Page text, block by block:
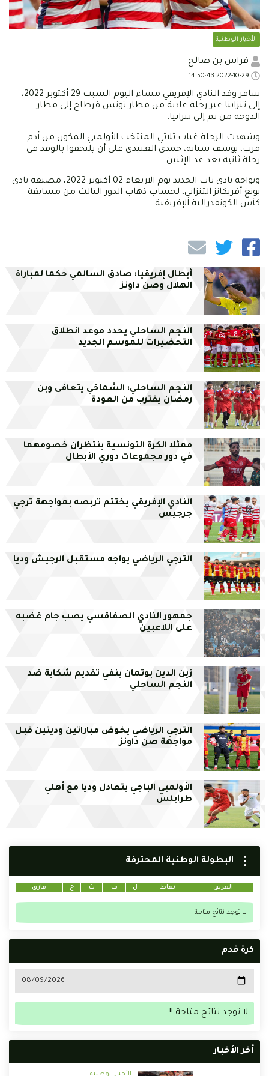
الأخبار الوطنية
فراس بن صالح
سافر وفد النادي الإفريقي مساء اليوم السبت 29 أكتوبر 2022،
إلى تنزاينا عبر رحلة عادية من مطار تونس قرطاج إلى مطار
الدوحة من ثم إلى تنزانيا.
وشهدت الرحلة غياب ثلاثي المنتخب الأولمبي المكون من أدم
قرب، يوسف سنانة، حمدي العبيدي على أن يلتحقوا بالوفد في
رحلة ثانية بعد غد الإثنين.
ويواجه نادي باب الجديد يوم الاربعاء 02 أكتوبر 2022، مضيفه نادي
يونغ أفريكانز التنزاني، لحساب ذهاب الدور الثالث من مسابقة
كأس الكونفدرالية الإفريقية.
أبطال إفريقيا: صادق السالمي حكما لمباراة
الهلال وصن داونز
النجم الساحلي يحدد موعد انطلاق
التحضيرات للموسم الجديد
النجم الساحلي: الشماخي يتعافى وبن
رمضان يقترب من العودة
ممثلا الكرة التونسية ينتظران خصومهما
في دور مجموعات دوري الأبطال
النادي الإفريقي يختتم تربصه بمواجهة ترجي
جرجيس
الترجي الرياضي يواجه مستقبل الرجيش وديا
جمهور النادي الصفاقسي يصب جام غضبه
على اللاعبين
زين الدين بوتمان ينفي تقديم شكاية ضد
النجم الساحلي
الترجي الرياضي يخوض مباراتين وديتين قبل
مواجهة صن داونز
الأولمبي الباجي يتعادل وديا مع أهلي
طرابلس
البطولة الوطنية المحترفة
الفريق نقاط ل ف ت خ فارق
لا توجد نتائج متاحة !!
كرة قدم
لا توجد نتائج متاحة !!
أخر الأخبار
الأخبار الوطنية